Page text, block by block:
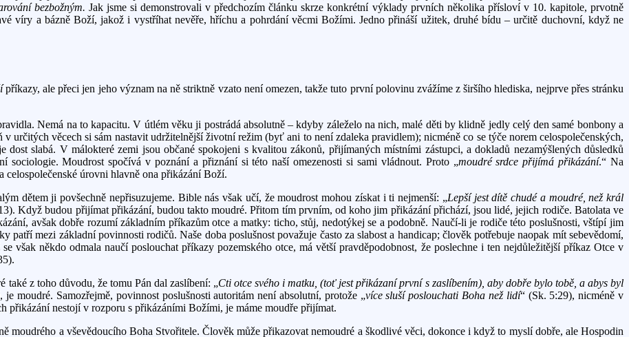
bezbožným. Jak jsme si demonstrovali v předchozím článku skrze konkrétní výklady prvních několika přísloví v 10. kapitole, prvotně
víry a bázně Boží, jakož i vystříhat nevěře, hříchu a pohrdání věcmi Božími. Jedno přináší užitek, druhé bídu – určitě duchovní, když ne
příkazy, ale přeci jen jeho význam na ně striktně vzato není omezen, takže tuto první polovinu zvážíme z širšího hlediska, nejprve přes stránku
Nemá na to kapacitu. V útlém věku ji postrádá absolutně – kdyby záleželo na nich, malé děti by klidně jedly celý den samé bonbony a
určitých věcech si sám nastavit udržitelnější životní režim (byť ani to není zdaleka pravidlem); nicméně co se týče norem celospolečenských,
dost slabá. V málokteré zemi jsou občané spokojeni s kvalitou zákonů, přijímaných místními zástupci, a dokladů nezamýšlených důsledků
sociologie. Moudrost spočívá v poznání a přiznání si této naší omezenosti si sami vládnout. Proto „moudré srdce přijímá přikázání.“ Na
úrovni hlavně ona přikázání Boží.
dětem ji povšechně nepřisuzujeme. Bible nás však učí, že moudrost mohou získat i ti nejmenší: „Lepší jest dítě chudé a moudré, než král
Když budou přijímat přikázání, budou takto moudré. Přitom tím prvním, od koho jim přikázání přichází, jsou lidé, jejich rodiče. Batolata ve
avšak dobře rozumí základním příkazům otce a matky: ticho, stůj, nedotýkej se a podobně. Naučí-li je rodiče této poslušnosti, vštípí jim
patří mezi základní povinnosti rodičů. Naše doba poslušnost považuje často za slabost a handicap; člověk potřebuje naopak mít sebevědomí,
však někdo odmala naučí poslouchat příkazy pozemského otce, má větší pravděpodobnost, že poslechne i ten nejdůležitější příkaz Otce v
také z toho důvodu, že tomu Pán dal zaslíbení: „Cti otce svého i matku, (toť jest přikázaní první s zaslíbením), aby dobře bylo tobě, a abys byl
moudré. Samozřejmě, povinnost poslušnosti autoritám není absolutní, protože „více sluší poslouchati Boha než lidí“ (Sk. 5:29), nicméně v
přikázání nestojí v rozporu s přikázáními Božími, je máme moudře přijímat.
moudrého a vševědoucího Boha Stvořitele. Člověk může přikazovat nemoudré a škodlivé věci, dokonce i když to myslí dobře, ale Hospodin